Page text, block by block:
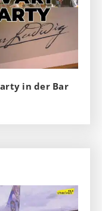
in der Bar